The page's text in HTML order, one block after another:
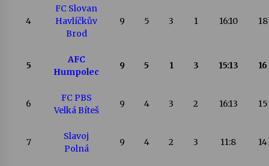
4
FC Slovan
Havlíčkův
Brod
9 5 3 1 16:10 18
5
AFC
Humpolec
9 5 1 3 15:13 16
6
FC PBS
Velká Bíteš
9 4 3 2 16:13 15
7
Slavoj
Polná
9 4 2 3 11:8 14